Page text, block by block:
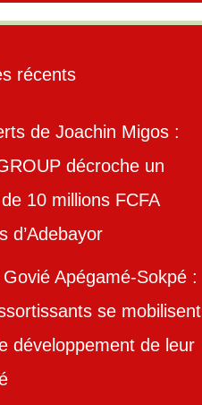
récents
de Joachin Migos :
décroche un
10 millions FCFA
d’Adebayor
Apégamé-Sokpé :
se mobilisent
développement de leur